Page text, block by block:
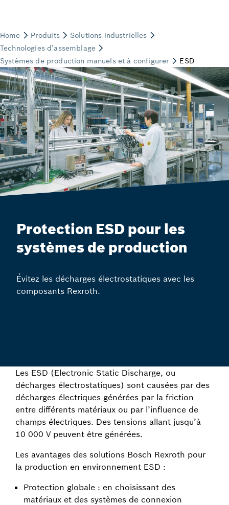
Protection ESD pour les
systèmes de production
Évitez les décharges électrostatiques avec les
composants Rexroth.
Les ESD (Electronic Static Discharge, ou
décharges électrostatiques) sont causées par des
décharges électriques générées par la friction
entre différents matériaux ou par l’influence de
champs électriques. Des tensions allant jusqu’à
10 000 V peuvent être générées.
Les avantages des solutions Bosch Rexroth pour
la production en environnement ESD :
Protection globale : en choisissant des
matériaux et des systèmes de connexion